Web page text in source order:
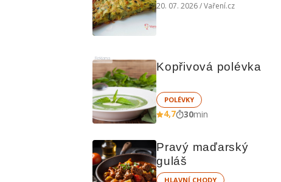
levný slaný koláč
20. 07. 2026 / Vaření.cz
Reklama
Kopřivová polévka
POLÉVKY
4,7 30min
Pravý maďarský
guláš
HLAVNÍ CHODY